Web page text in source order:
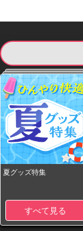
夏グッズ特集
すべて見る